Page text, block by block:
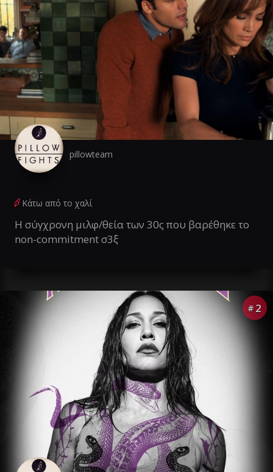
pillowteam
Κάτω από το χαλί
Η σύγχρονη μιλφ/θεία των 30ς που βαρέθηκε το
non-commitment σ3ξ
# 2